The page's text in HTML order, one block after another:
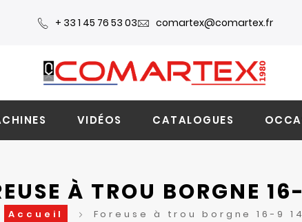
+ 33 1 45 76 53 03 comartex@comartex.fr
VIDÉOS CATALOGUES
À TROU BORGNE
Accueil Foreuse à trou borgne 16-9 14